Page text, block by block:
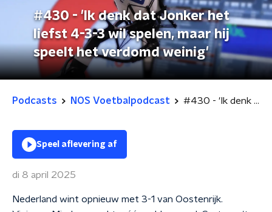
#430 - 'Ik denk dat Jonker het
liefst 4-3-3 wil spelen, maar hij
speelt het verdomd weinig'
Podcasts NOS Voetbalpodcast #430 - 'Ik denk dat Jonker het liefst 4-3-3 wil spelen, maar hij speelt het verdomd weinig'
Speel aflevering af
di 8 april 2025
Nederland wint opnieuw met 3-1 van Oostenrijk.